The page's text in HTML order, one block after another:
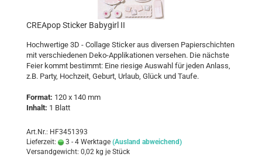
CREA­pop Sti­cker Ba­by­girl II
Hoch­wer­ti­ge 3D - Col­la­ge Sti­cker aus di­ver­sen Pa­pier­schich­ten
mit ver­schie­de­nen Deko-​Applikationen ver­se­hen. Die nächs­te
Feier kommt be­stimmt: Eine rie­si­ge Aus­wahl für jeden An­lass,
z.B. Party, Hoch­zeit, Ge­burt, Ur­laub, Glück und Taufe.
For­mat: 120 x 140 mm
In­halt: 1 Blatt
Art.Nr.: HF3451393
Lieferzeit:
3 - 4 Werktage (Ausland abweichend)
Versandgewicht: 0,02 kg je Stück